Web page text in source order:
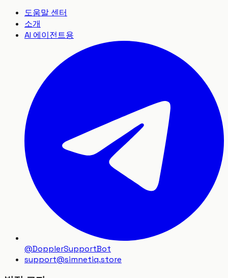
도움말 센터
소개
AI 에이전트용
@DopplerSupportBot
support@simnetiq.store